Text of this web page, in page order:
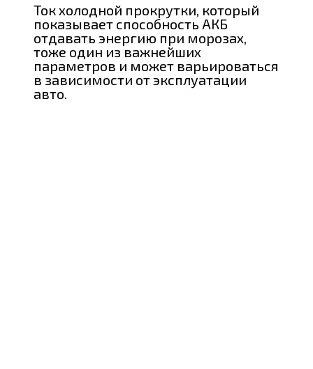
Ток холодной прокрутки, который
показывает способность АКБ
отдавать энергию при морозах,
тоже один из важнейших
параметров и может варьироваться
в зависимости от эксплуатации
авто.